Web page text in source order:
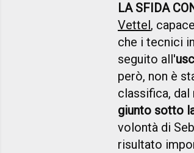
LA SFIDA
Vettel,
che i tecnici
seguito all'
però, non è
classifica, dal
giunto sotto
volontà di
risultato